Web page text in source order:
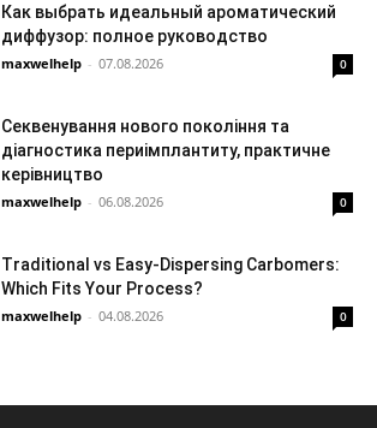
Как выбрать идеальный ароматический
диффузор: полное руководство
maxwelhelp - 07.08.2026 0
Секвенування нового покоління та
діагностика периімплантиту, практичне
керівництво
maxwelhelp - 06.08.2026 0
Traditional vs Easy-Dispersing Carbomers:
Which Fits Your Process?
maxwelhelp - 04.08.2026 0